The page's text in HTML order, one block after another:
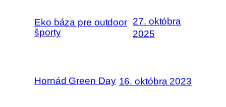
Eko báza pre outdoor
športy
27. októbra
2025
Hornád Green Day 16. októbra 2023